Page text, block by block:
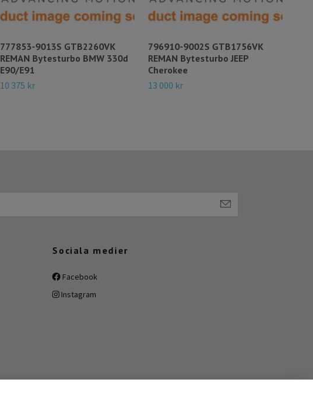
777853-9013S GTB2260VK
REMAN Bytesturbo BMW 330d
E90/E91
10 375 kr
796910-9002S GTB1756VK
REMAN Bytesturbo JEEP
Cherokee
13 000 kr
Sociala medier
Facebook
Instagram